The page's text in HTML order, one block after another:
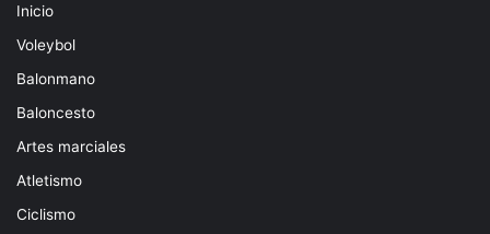
Inicio
Voleybol
Balonmano
Baloncesto
Artes marciales
Atletismo
Ciclismo